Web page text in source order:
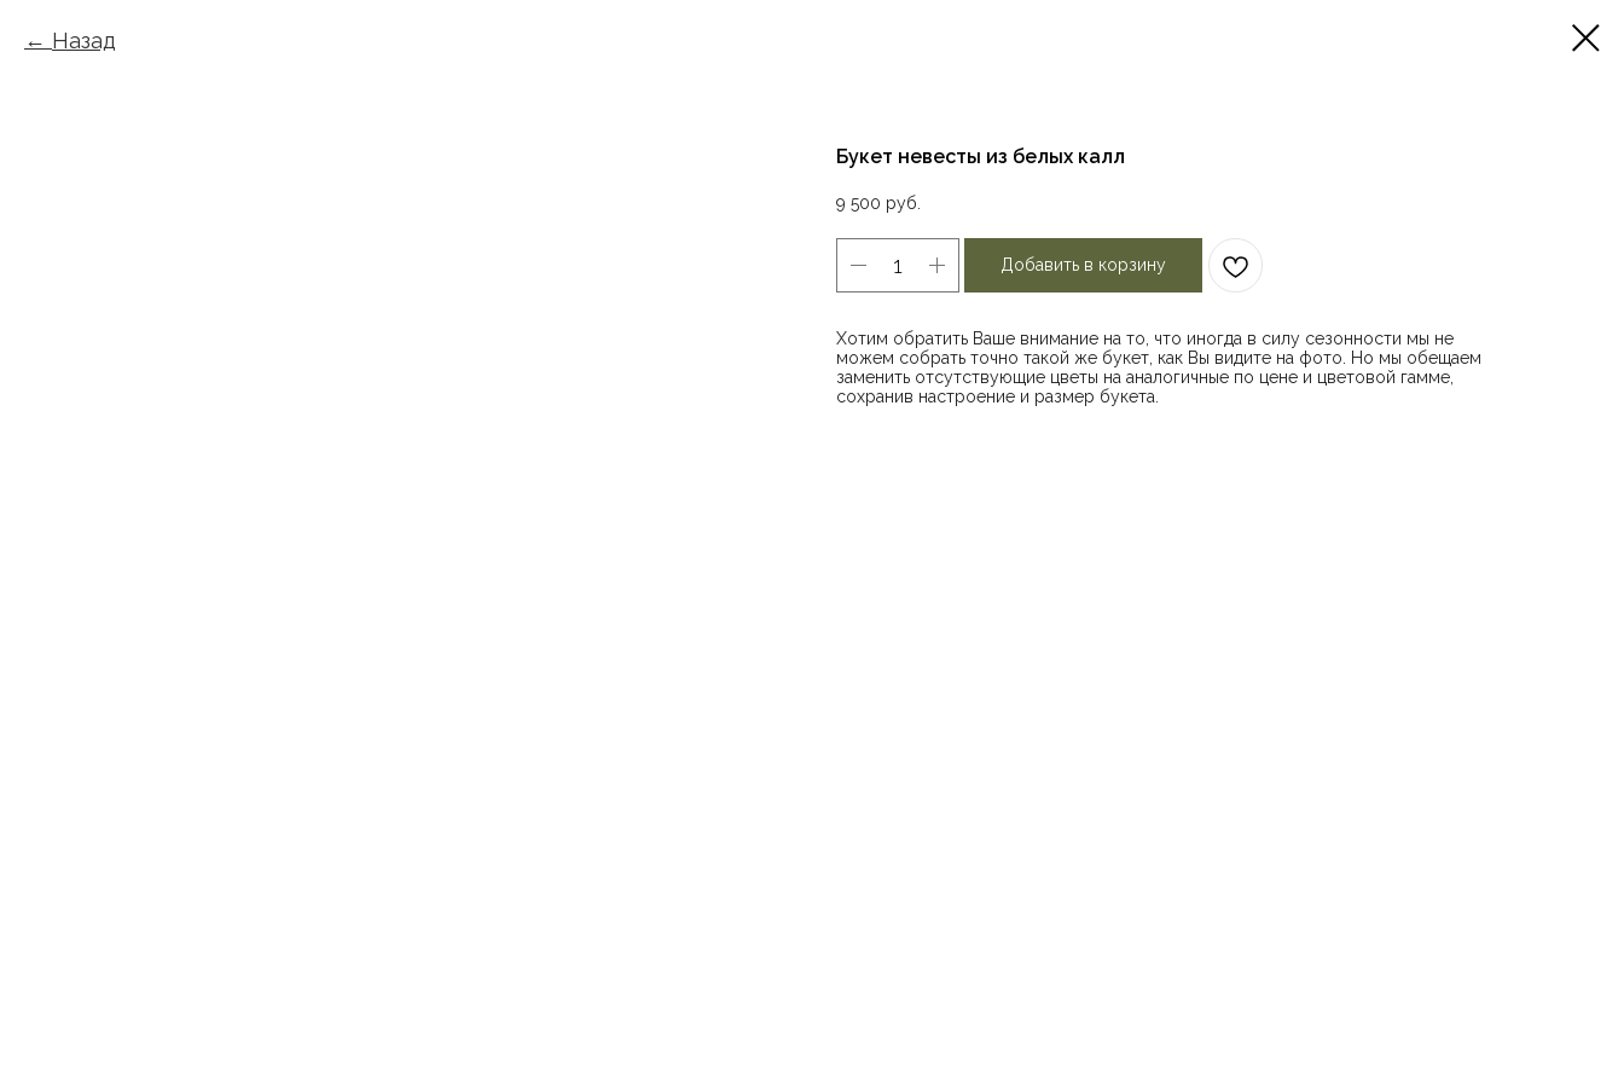
Назад
Букет невесты из белых калл
9 500 руб.
Добавить в корзину
Хотим обратить Ваше внимание на то, что иногда в силу сезонности мы не
можем собрать точно такой же букет, как Вы видите на фото. Но мы обещаем
заменить отсутствующие цветы на аналогичные по цене и цветовой гамме,
сохранив настроение и размер букета.